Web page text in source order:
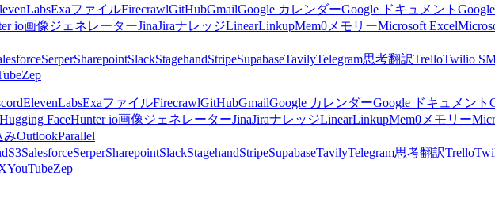
ExaファイルFirecrawlGitHubGmailGoogle カレンダーGoogle ドキュメント
io画像ジェネレーターJinaJiraナレッジLinearLinkupMem0 メモリーMicrosoft Excel
SerperSharepointSlackStagehandStripeSupabaseTavilyTelegram思考翻訳TrelloTwilio
Zep
ElevenLabsExaファイルFirecrawlGitHubGmailGoogle カレンダーGoogle ドキュメント
Hugging FaceHunter io画像ジェネレーターJinaJiraナレッジLinearLinkupMem0 メモリー
みOutlookParallel
S3SalesforceSerperSharepointSlackStagehandStripeSupabaseTavilyTelegram思考翻訳Trello
YouTubeZep